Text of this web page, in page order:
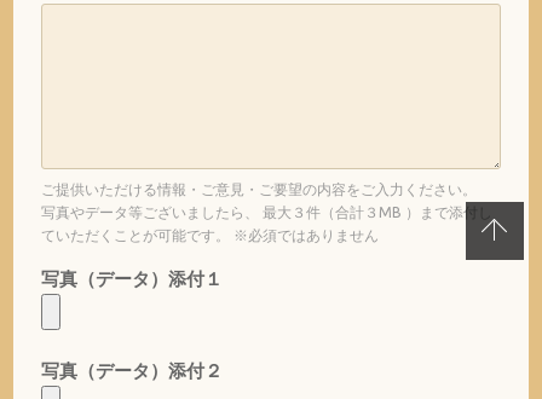
ご提供いただける情報・ご意見・ご要望の内容をご入力ください。
写真やデータ等ございましたら、 最大３件（合計３MB ）まで添付し
ていただくことが可能です。 ※必須ではありません
写真（データ）添付１
写真（データ）添付２